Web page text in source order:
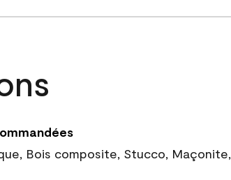
Bois composite, Stucco, Maçonite,